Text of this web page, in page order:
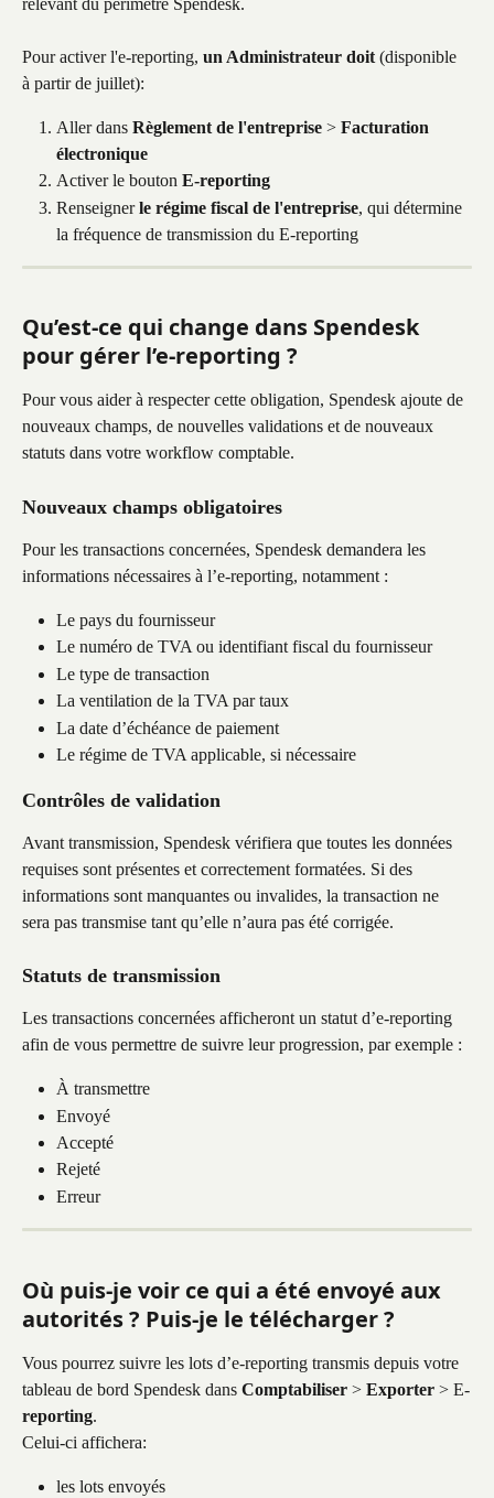
relevant du périmètre Spendesk.
Pour activer l'e-reporting, un Administrateur doit (disponible
à partir de juillet):
Aller dans Règlement de l'entreprise > Facturation
électronique
Activer le bouton E-reporting
Renseigner le régime fiscal de l'entreprise, qui détermine
la fréquence de transmission du E-reporting
Qu’est-ce qui change dans Spendesk
pour gérer l’e-reporting ?
Pour vous aider à respecter cette obligation, Spendesk ajoute de
nouveaux champs, de nouvelles validations et de nouveaux
statuts dans votre workflow comptable.
Nouveaux champs obligatoires
Pour les transactions concernées, Spendesk demandera les
informations nécessaires à l’e-reporting, notamment :
Le pays du fournisseur
Le numéro de TVA ou identifiant fiscal du fournisseur
Le type de transaction
La ventilation de la TVA par taux
La date d’échéance de paiement
Le régime de TVA applicable, si nécessaire
Contrôles de validation
Avant transmission, Spendesk vérifiera que toutes les données
requises sont présentes et correctement formatées. Si des
informations sont manquantes ou invalides, la transaction ne
sera pas transmise tant qu’elle n’aura pas été corrigée.
Statuts de transmission
Les transactions concernées afficheront un statut d’e-reporting
afin de vous permettre de suivre leur progression, par exemple :
À transmettre
Envoyé
Accepté
Rejeté
Erreur
Où puis-je voir ce qui a été envoyé aux
autorités ? Puis-je le télécharger ?
Vous pourrez suivre les lots d’e-reporting transmis depuis votre
tableau de bord Spendesk dans Comptabiliser > Exporter > E-
reporting.
Celui-ci affichera:
les lots envoyés